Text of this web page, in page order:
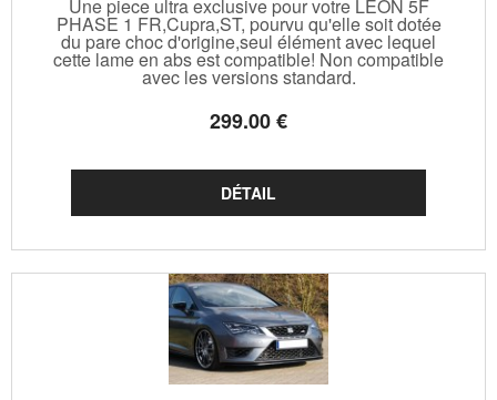
Une piece ultra exclusive pour votre LEON 5F
PHASE 1 FR,Cupra,ST, pourvu qu'elle soit dotée
du pare choc d'origine,seul élément avec lequel
cette lame en abs est compatible! Non compatible
avec les versions standard.
299.00€